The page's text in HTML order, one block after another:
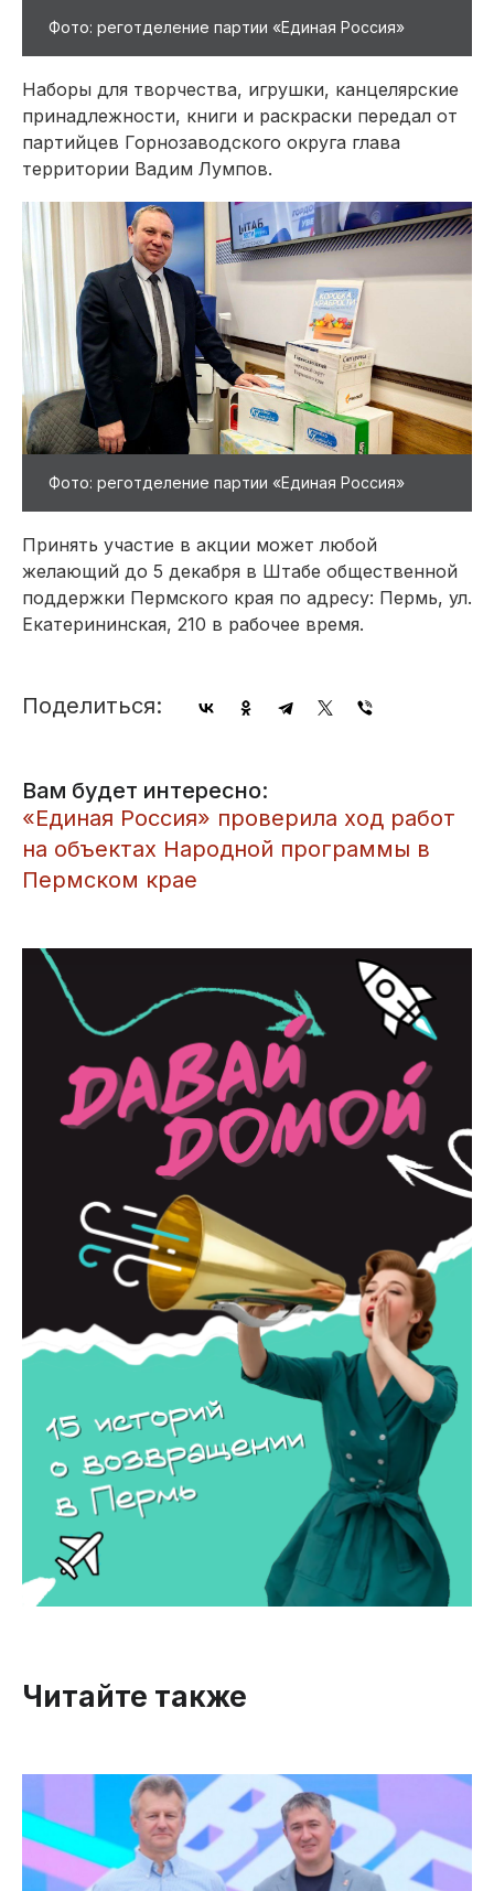
Фото: реготделение партии «Единая Россия»
Наборы для творчества, игрушки, канцелярские
принадлежности, книги и раскраски передал от
партийцев Горнозаводского округа глава
территории Вадим Лумпов.
Фото: реготделение партии «Единая Россия»
Принять участие в акции может любой
желающий до 5 декабря в Штабе общественной
поддержки Пермского края по адресу: Пермь, ул.
Екатерининская, 210 в рабочее время.
Поделиться:
Вам будет интересно:
«Единая Россия» проверила ход работ
на объектах Народной программы в
Пермском крае
Читайте также